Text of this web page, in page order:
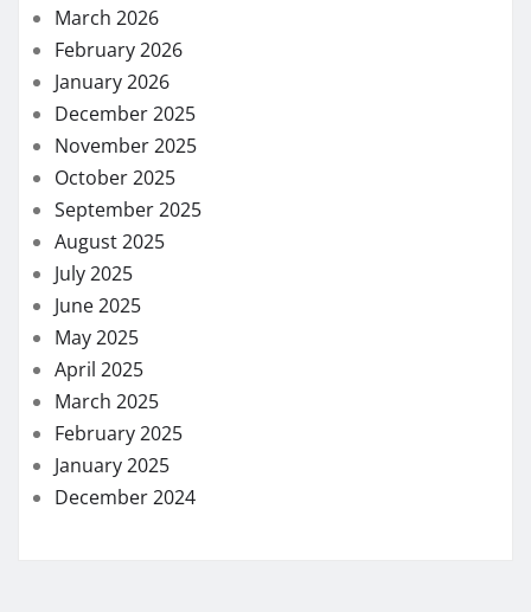
March 2026
February 2026
January 2026
December 2025
November 2025
October 2025
September 2025
August 2025
July 2025
June 2025
May 2025
April 2025
March 2025
February 2025
January 2025
December 2024